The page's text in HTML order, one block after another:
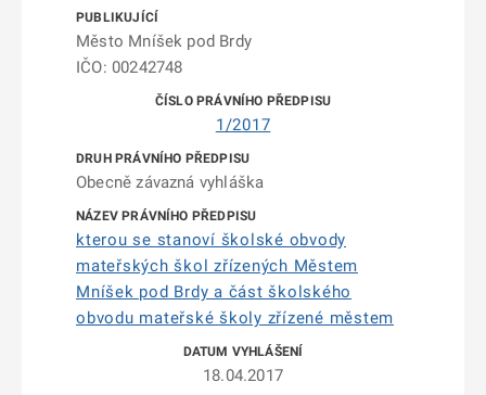
Město Mníšek pod Brdy
IČO: 00242748
1/2017
Obecně závazná vyhláška
kterou se stanoví školské obvody
mateřských škol zřízených Městem
Mníšek pod Brdy a část školského
obvodu mateřské školy zřízené městem
18.04.2017